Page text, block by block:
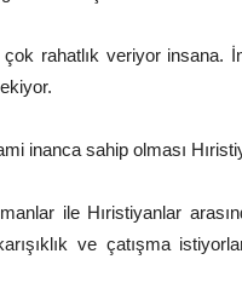
çok rahatlık veriyor insana.
inanca sahip olması
ile Hıristiyanlar
ve çatışma